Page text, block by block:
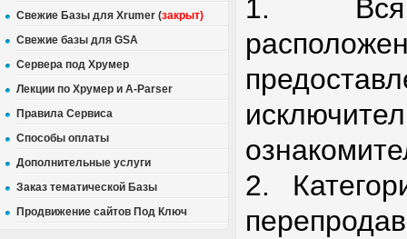
Свежие Базы для Xrumer (закрыт)
Свежие базы для GSA
Сервера под Хрумер
Лекции по Хрумер и A-Parser
Правила Сервиса
Способы оплаты
Дополнительные услуги
Заказ тематической Базы
Продвижение сайтов Под Ключ
1. Вся
2.